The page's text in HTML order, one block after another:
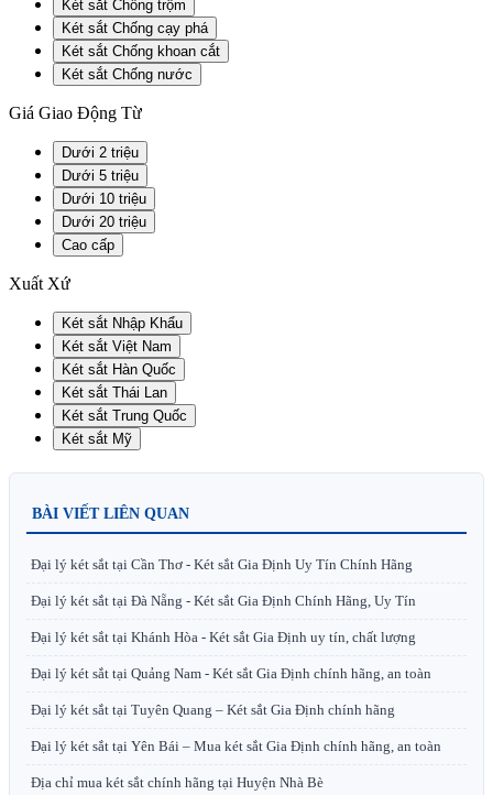
Két sắt Chống trộm
Két sắt Chống cạy phá
Két sắt Chống khoan cắt
Két sắt Chống nước
Giá Giao Động Từ
Dưới 2 triệu
Dưới 5 triệu
Dưới 10 triệu
Dưới 20 triệu
Cao cấp
Xuất Xứ
Két sắt Nhập Khẩu
Két sắt Việt Nam
Két sắt Hàn Quốc
Két sắt Thái Lan
Két sắt Trung Quốc
Két sắt Mỹ
BÀI VIẾT LIÊN QUAN
Đại lý két sắt tại Cần Thơ - Két sắt Gia Định Uy Tín Chính Hãng
Đại lý két sắt tại Đà Nẵng - Két sắt Gia Định Chính Hãng, Uy Tín
Đại lý két sắt tại Khánh Hòa - Két sắt Gia Định uy tín, chất lượng
Đại lý két sắt tại Quảng Nam - Két sắt Gia Định chính hãng, an toàn
Đại lý két sắt tại Tuyên Quang – Két sắt Gia Định chính hãng
Đại lý két sắt tại Yên Bái – Mua két sắt Gia Định chính hãng, an toàn
Địa chỉ mua két sắt chính hãng tại Huyện Nhà Bè